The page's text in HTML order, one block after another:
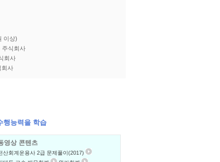
이상)
주식회사
회사
회사
행능력을 학습
영상 콘텐츠
산회계운용사 2급 문제풀이(2017)